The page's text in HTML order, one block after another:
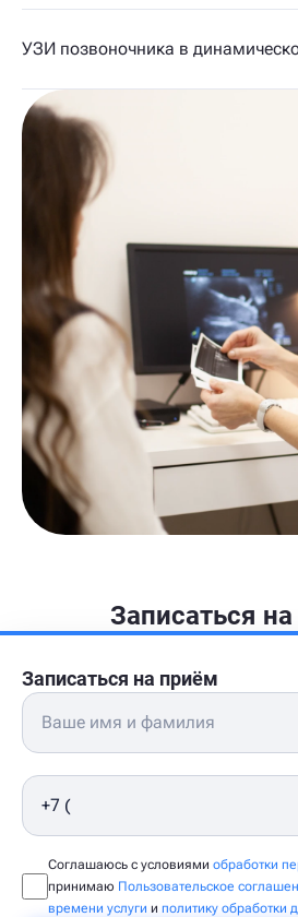
УЗИ позвоночника в
Записаться
Записаться на приём
Соглашаюсь с условиями обработки
принимаю Пользовательское
времени услуги и политику обработки